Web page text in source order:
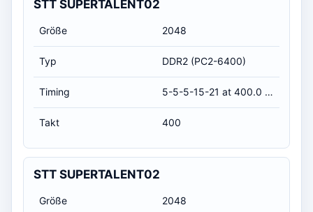
STT SUPERTALENT02
Größe 2048
Typ DDR2 (PC2-6400)
Timing 5-5-5-15-21 at 400.0 MHz, at 1.8 volts (CL-RCD-RP-RAS-RC)
Takt 400
STT SUPERTALENT02
Größe 2048